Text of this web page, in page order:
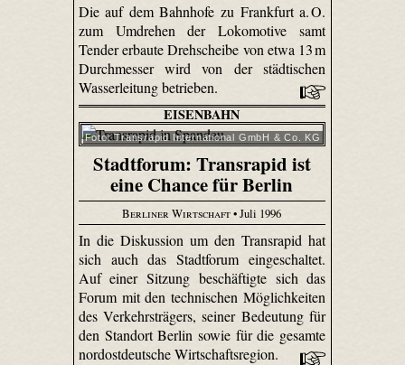
Die auf dem Bahnhofe zu Frankfurt a. O.
zum Umdrehen der Lokomotive samt
Tender erbaute Drehscheibe von etwa 13 m
Durchmesser wird von der städtischen
Wasserleitung betrieben.
EISENBAHN
Foto: Transrapid International GmbH & Co. KG
Stadtforum: Transrapid ist
eine Chance für Berlin
Berliner Wirtschaft• Juli 1996
In die Diskussion um den Transrapid hat
sich auch das Stadtforum eingeschaltet.
Auf einer Sitzung beschäftigte sich das
Forum mit den technischen Möglichkeiten
des Verkehrsträgers, seiner Bedeutung für
den Standort Berlin sowie für die gesamte
nordostdeutsche Wirtschaftsregion.